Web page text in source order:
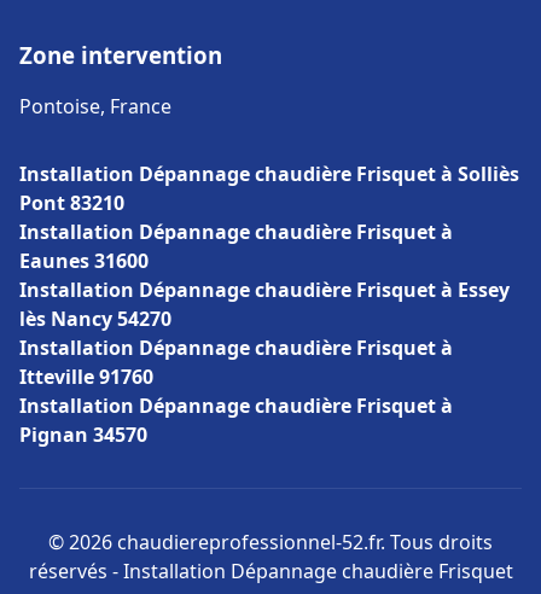
Zone intervention
Pontoise, France
Installation Dépannage chaudière Frisquet à Solliès
Pont 83210
Installation Dépannage chaudière Frisquet à
Eaunes 31600
Installation Dépannage chaudière Frisquet à Essey
lès Nancy 54270
Installation Dépannage chaudière Frisquet à
Itteville 91760
Installation Dépannage chaudière Frisquet à
Pignan 34570
© 2026 chaudiereprofessionnel-52.fr. Tous droits
réservés - Installation Dépannage chaudière Frisquet